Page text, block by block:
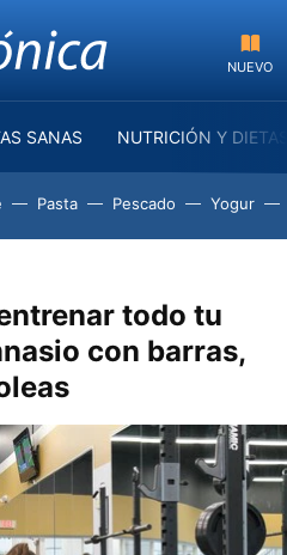
NUEVO
SANAS NUTRICIÓN Y
Pasta Pescado Yogur
todo tu
con barras,